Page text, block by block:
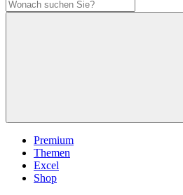
Premium
Themen
Excel
Shop